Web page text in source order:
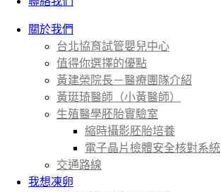
關於我們
台北協育試管嬰兒中心
值得你選擇的優點
黃建榮院長－醫療團隊介紹
黃珽琦醫師（小黃醫師）
生殖醫學胚胎實驗室
縮時攝影胚胎培養
電子晶片檢體安全核對系統
交通路線
我想凍卵